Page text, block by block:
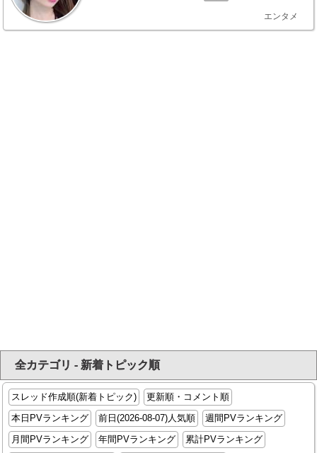
エンタメ
全カテゴリ - 新着トピック順
スレッド作成順(新着トピック)
更新順・コメント順
本日PVランキング
前日(2026-08-07)人気順
週間PVランキング
月間PVランキング
年間PVランキング
累計PVランキング